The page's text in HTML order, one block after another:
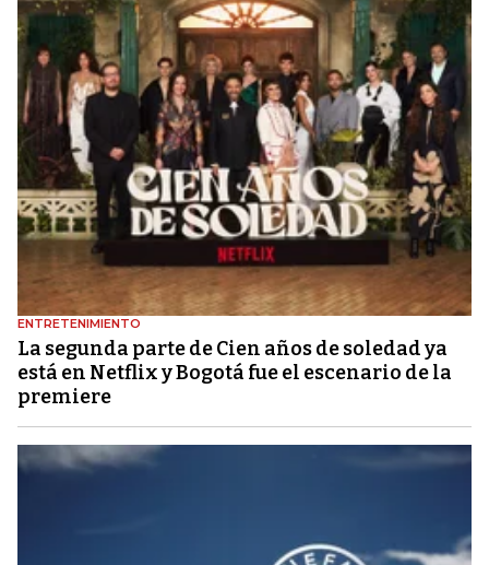
ENTRETENIMIENTO
La segunda parte de Cien años de soledad ya
está en Netflix y Bogotá fue el escenario de la
premiere